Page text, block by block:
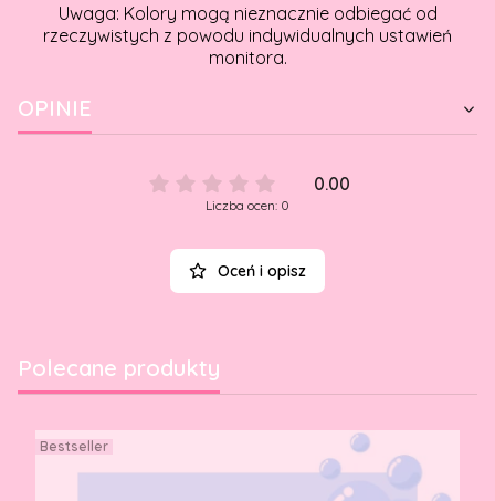
Uwaga: Kolory mogą nieznacznie odbiegać od
rzeczywistych z powodu indywidualnych ustawień
monitora.
OPINIE
0.00
Liczba ocen: 0
Oceń i opisz
Polecane produkty
Bestseller